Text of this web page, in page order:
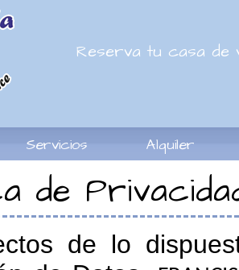
Reserva tu casa de
Servicios Alquiler
de
de lo